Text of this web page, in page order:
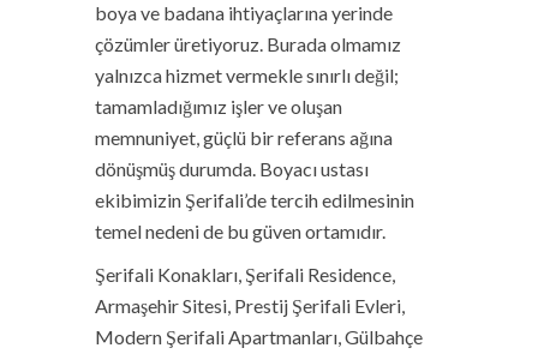
boya ve badana ihtiyaçlarına yerinde
çözümler üretiyoruz. Burada olmamız
yalnızca hizmet vermekle sınırlı değil;
tamamladığımız işler ve oluşan
memnuniyet, güçlü bir referans ağına
dönüşmüş durumda. Boyacı ustası
ekibimizin Şerifali’de tercih edilmesinin
temel nedeni de bu güven ortamıdır.
Şerifali Konakları, Şerifali Residence,
Armaşehir Sitesi, Prestij Şerifali Evleri,
Modern Şerifali Apartmanları, Gülbahçe